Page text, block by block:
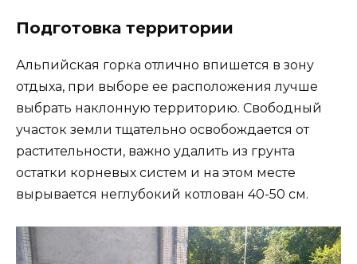
Подготовка территории
Альпийская горка отлично впишется в зону
отдыха, при выборе ее расположения лучше
выбрать наклонную территорию. Свободный
участок земли тщательно освобождается от
растительности, важно удалить из грунта
остатки корневых систем и на этом месте
вырывается неглубокий котлован 40-50 см.